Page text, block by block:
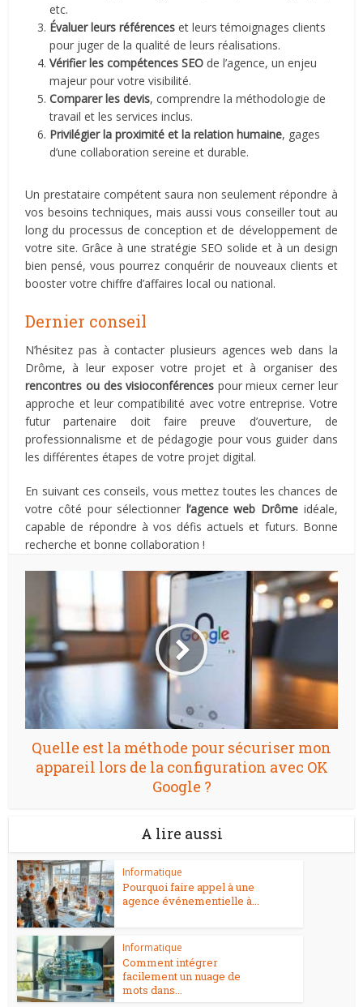
etc.
Évaluer leurs références et leurs témoignages clients
pour juger de la qualité de leurs réalisations.
Vérifier les compétences SEO de l’agence, un enjeu
majeur pour votre visibilité.
Comparer les devis, comprendre la méthodologie de
travail et les services inclus.
Privilégier la proximité et la relation humaine, gages
d’une collaboration sereine et durable.
Un prestataire compétent saura non seulement répondre à
vos besoins techniques, mais aussi vous conseiller tout au
long du processus de conception et de développement de
votre site. Grâce à une stratégie SEO solide et à un design
bien pensé, vous pourrez conquérir de nouveaux clients et
booster votre chiffre d’affaires local ou national.
Dernier conseil
N’hésitez pas à contacter plusieurs agences web dans la
Drôme, à leur exposer votre projet et à organiser des
rencontres ou des visioconférences pour mieux cerner leur
approche et leur compatibilité avec votre entreprise. Votre
futur partenaire doit faire preuve d’ouverture, de
professionnalisme et de pédagogie pour vous guider dans
les différentes étapes de votre projet digital.
En suivant ces conseils, vous mettez toutes les chances de
votre côté pour sélectionner l’agence web Drôme idéale,
capable de répondre à vos défis actuels et futurs. Bonne
recherche et bonne collaboration !
Quelle est la méthode pour sécuriser mon
appareil lors de la configuration avec OK
Google ?
A lire aussi
Informatique
Pourquoi faire appel à une
agence événementielle à...
Informatique
Comment intégrer
facilement un nuage de
mots dans...